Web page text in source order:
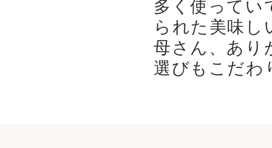
られた美味
母さん、あり
選びもこだ